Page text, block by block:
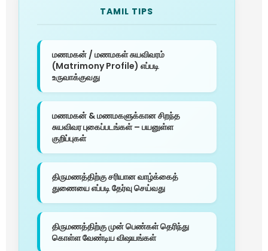
TAMIL TIPS
மணமகன் / மணமகள் சுயவிவரம்
(Matrimony Profile) எப்படி
உருவாக்குவது
மணமகன் & மணமகளுக்கான சிறந்த
சுயவிவர புகைப்படங்கள் – பயனுள்ள
குறிப்புகள்
திருமணத்திற்கு சரியான வாழ்க்கைத்
துணையை எப்படி தேர்வு செய்வது
திருமணத்திற்கு முன் பெண்கள் தெரிந்து
கொள்ள வேண்டிய விஷயங்கள்